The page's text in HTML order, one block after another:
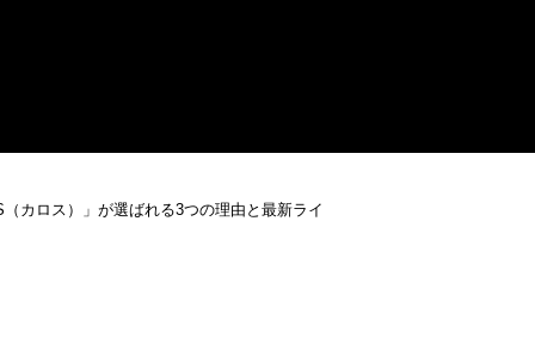
カロス）」が選ばれる3つの理由と最新ライ